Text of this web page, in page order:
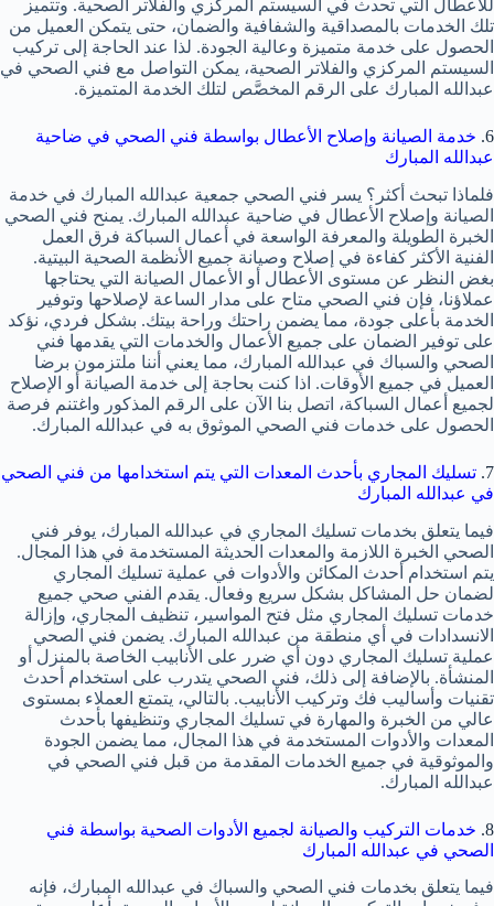
للأعطال التي تحدث في السيستم المركزي والفلاتر الصحية. وتتميز
تلك الخدمات بالمصداقية والشفافية والضمان، حتى يتمكن العميل من
الحصول على خدمة متميزة وعالية الجودة. لذا عند الحاجة إلى تركيب
السيستم المركزي والفلاتر الصحية، يمكن التواصل مع فني الصحي في
عبدالله المبارك على الرقم المخصَّص لتلك الخدمة المتميزة.
6. خدمة الصيانة وإصلاح الأعطال بواسطة فني الصحي في ضاحية
عبدالله المبارك
فلماذا تبحث أكثر؟ يسر فني الصحي جمعية عبدالله المبارك في خدمة
الصيانة وإصلاح الأعطال في ضاحية عبدالله المبارك. يمنح فني الصحي
الخبرة الطويلة والمعرفة الواسعة في أعمال السباكة فرق العمل
الفنية الأكثر كفاءة في إصلاح وصيانة جميع الأنظمة الصحية البيتية.
بغض النظر عن مستوى الأعطال أو الأعمال الصيانة التي يحتاجها
عملاؤنا، فإن فني الصحي متاح على مدار الساعة لإصلاحها وتوفير
الخدمة بأعلى جودة، مما يضمن راحتك وراحة بيتك. بشكل فردي، نؤكد
على توفير الضمان على جميع الأعمال والخدمات التي يقدمها فني
الصحي والسباك في عبدالله المبارك، مما يعني أننا ملتزمون برضا
العميل في جميع الأوقات. اذا كنت بحاجة إلى خدمة الصيانة أو الإصلاح
لجميع أعمال السباكة، اتصل بنا الآن على الرقم المذكور واغتنم فرصة
الحصول على خدمات فني الصحي الموثوق به في عبدالله المبارك.
7. تسليك المجاري بأحدث المعدات التي يتم استخدامها من فني الصحي
في عبدالله المبارك
فيما يتعلق بخدمات تسليك المجاري في عبدالله المبارك، يوفر فني
الصحي الخبرة اللازمة والمعدات الحديثة المستخدمة في هذا المجال.
يتم استخدام أحدث المكائن والأدوات في عملية تسليك المجاري
لضمان حل المشاكل بشكل سريع وفعال. يقدم الفني صحي جميع
خدمات تسليك المجاري مثل فتح المواسير، تنظيف المجاري، وإزالة
الانسدادات في أي منطقة من عبدالله المبارك. يضمن فني الصحي
عملية تسليك المجاري دون أي ضرر على الأنابيب الخاصة بالمنزل أو
المنشأة. بالإضافة إلى ذلك، فني الصحي يتدرب على استخدام أحدث
تقنيات وأساليب فك وتركيب الأنابيب. بالتالي، يتمتع العملاء بمستوى
عالي من الخبرة والمهارة في تسليك المجاري وتنظيفها بأحدث
المعدات والأدوات المستخدمة في هذا المجال، مما يضمن الجودة
والموثوقية في جميع الخدمات المقدمة من قبل فني الصحي في
عبدالله المبارك.
8. خدمات التركيب والصيانة لجميع الأدوات الصحية بواسطة فني
الصحي في عبدالله المبارك
فيما يتعلق بخدمات فني الصحي والسباك في عبدالله المبارك، فإنه